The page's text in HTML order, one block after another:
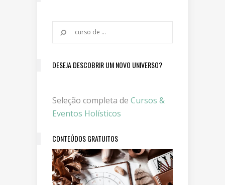
DESEJA DESCOBRIR UM NOVO UNIVERSO?
Seleção completa de Cursos &
Eventos Holísticos
CONTEÚDOS GRATUITOS